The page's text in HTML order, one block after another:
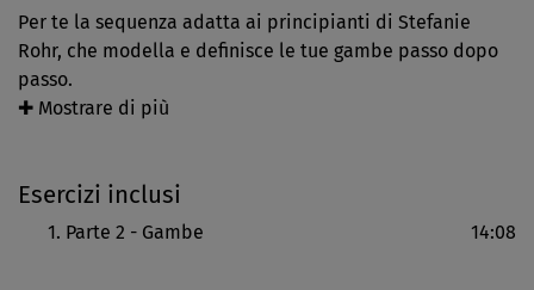
Per te la sequenza adatta ai principianti di Stefanie
Rohr, che modella e definisce le tue gambe passo dopo
passo.
efficaci esercizi per modellare le tue gambe. Dopo il
workout ti sei guadagnata il rilassante stretching
✚ Mostrare di più
Esercizi inclusi
Parte 2 - Gambe 14:08